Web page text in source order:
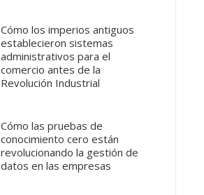
Cómo los imperios antiguos
establecieron sistemas
administrativos para el
comercio antes de la
Revolución Industrial
Cómo las pruebas de
conocimiento cero están
revolucionando la gestión de
datos en las empresas